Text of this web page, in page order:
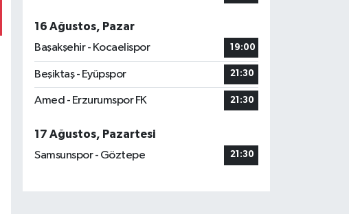
16 Ağustos, Pazar
Başakşehir - Kocaelispor
19:00
Beşiktaş - Eyüpspor 21:30
Amed - Erzurumspor FK 21:30
17 Ağustos, Pazartesi
Samsunspor - Göztepe
21:30